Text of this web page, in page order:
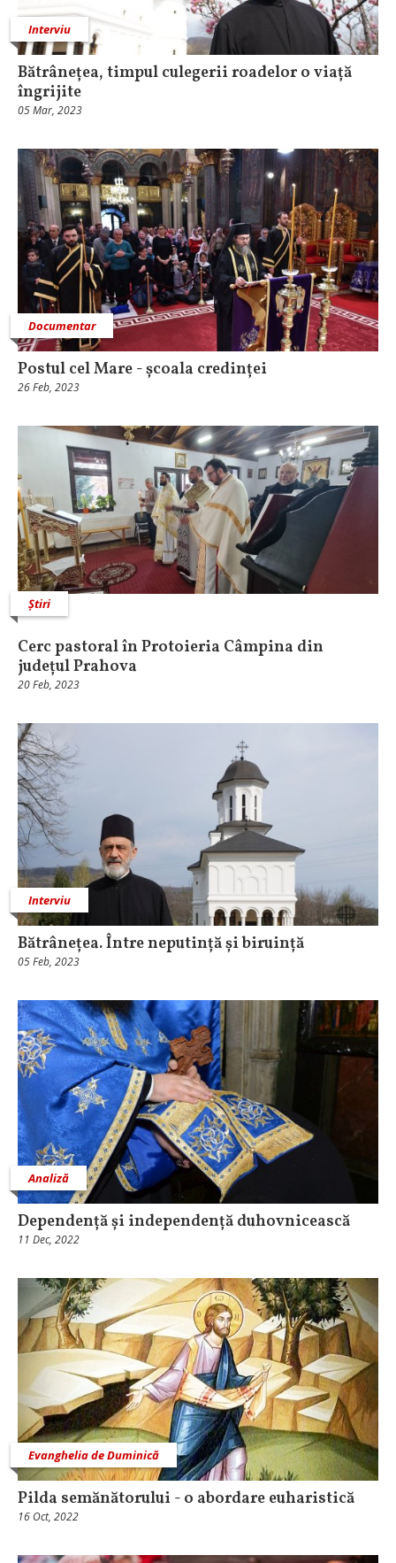
Interviu
Bătrânețea, timpul culegerii roadelor o viață
îngrijite
05 Mar, 2023
Documentar
Postul cel Mare - școala credinței
26 Feb, 2023
Știri
Cerc pastoral în Protoieria Câmpina din
județul Prahova
20 Feb, 2023
Interviu
Bătrânețea. Între neputință și biruință
05 Feb, 2023
Analiză
Dependență și independență duhovnicească
11 Dec, 2022
Evanghelia de Duminică
Pilda semănătorului - o abordare euharistică
16 Oct, 2022